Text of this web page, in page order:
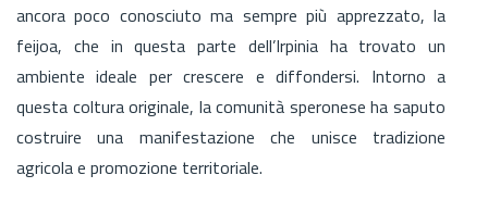
ancora poco conosciuto ma sempre più apprezzato, la
feijoa, che in questa parte dell’Irpinia ha trovato un
ambiente ideale per crescere e diffondersi. Intorno a
questa coltura originale, la comunità speronese ha saputo
costruire una manifestazione che unisce tradizione
agricola e promozione territoriale.